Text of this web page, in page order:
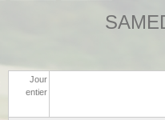
Jour
entier